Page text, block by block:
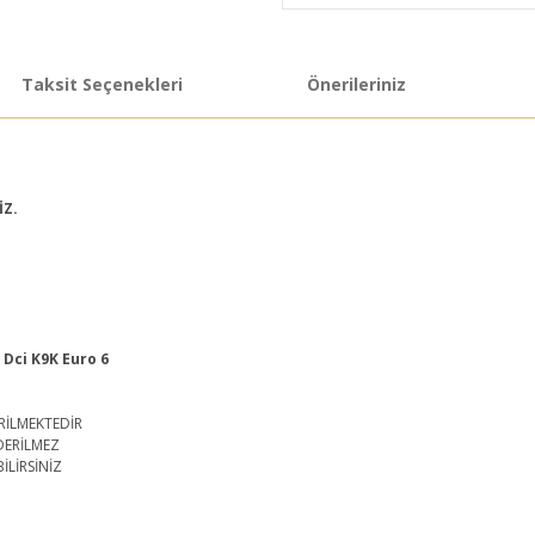
Taksit Seçenekleri Önerileriniz
K9K Euro 6